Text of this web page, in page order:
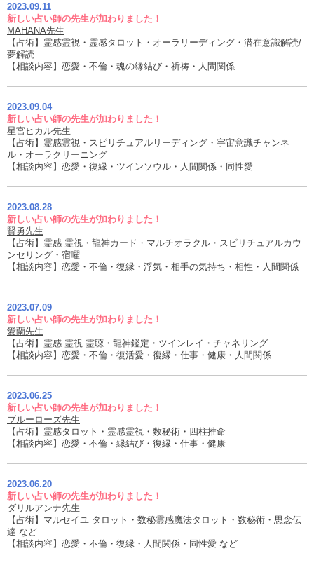
2023.09.11
新しい占い師の先生が加わりました！
MAHANA先生
【占術】霊感霊視・霊感タロット・オーラリーディング・潜在意識解読/
夢解読
【相談内容】恋愛・不倫・魂の縁結び・祈祷・人間関係
2023.09.04
新しい占い師の先生が加わりました！
星宮ヒカル先生
【占術】霊感霊視・スピリチュアルリーディング・宇宙意識チャンネ
ル・オーラクリーニング
【相談内容】恋愛・復縁・ツインソウル・人間関係・同性愛
2023.08.28
新しい占い師の先生が加わりました！
賢勇先生
【占術】霊感 霊視・龍神カード・マルチオラクル・スピリチュアルカウ
ンセリング・宿曜
【相談内容】恋愛・不倫・復縁・浮気・相手の気持ち・相性・人間関係
2023.07.09
新しい占い師の先生が加わりました！
愛蘭先生
【占術】霊感 霊視 霊聴・龍神鑑定・ツインレイ・チャネリング
【相談内容】恋愛・不倫・復活愛・復縁・仕事・健康・人間関係
2023.06.25
新しい占い師の先生が加わりました！
ブルーローズ先生
【占術】霊感タロット・霊感霊視・数秘術・四柱推命
【相談内容】恋愛・不倫・縁結び・復縁・仕事・健康
2023.06.20
新しい占い師の先生が加わりました！
ダリルアンナ先生
【占術】マルセイユ タロット・数秘霊感魔法タロット・数秘術・思念伝
達 など
【相談内容】恋愛・不倫・復縁・人間関係・同性愛 など